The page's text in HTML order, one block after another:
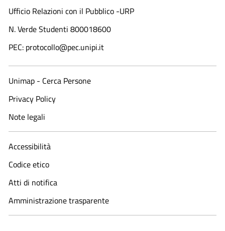
Ufficio Relazioni con il Pubblico -URP
N. Verde Studenti 800018600​
PEC: protocollo@pec.unipi.it
Unimap - Cerca Persone
Privacy Policy
Note legali
Accessibilità
Codice etico
Atti di notifica
Amministrazione trasparente